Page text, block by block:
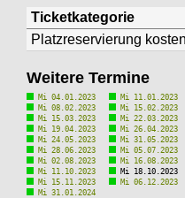
Ticketkategorie
Platzreservierung
Weitere Termine
Mi 04.01.2023 Mi 11.01.2023
Mi 08.02.2023
Mi 15.02.2023
Mi 15.03.2023
Mi 22.03.2023
Mi 19.04.2023
Mi 26.04.2023
Mi 24.05.2023
Mi 31.05.2023
Mi 28.06.2023
Mi 05.07.2023
Mi 02.08.2023
Mi 16.08.2023
Mi 11.10.2023
Mi 18.10.2023
Mi 15.11.2023
Mi 06.12.2023
Mi 31.01.2024